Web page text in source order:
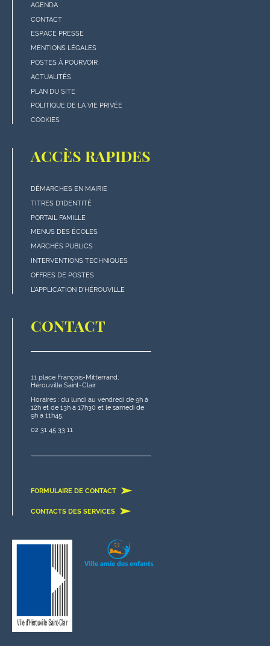
Menu
"rubriques"
en
bas
de
page
AGENDA
CONTACT
ESPACE PRESSE
MENTIONS LÉGALES
POSTES À POURVOIR
ACTUALITÉS
PLAN DU SITE
POLITIQUE DE LA VIE PRIVÉE
COOKIES
ACCÈS RAPIDES
Menu
"Accès
rapides"
en
bas
de
page
DÉMARCHES EN MAIRIE
TITRES D'IDENTITÉ
PORTAIL FAMILLE
MENUS DES ÉCOLES
MARCHÉS PUBLICS
INTERVENTIONS TECHNIQUES
OFFRES DE POSTES
L'APPLICATION D'HÉROUVILLE
CONTACT
11 place François-Mitterrand,
Hérouville Saint-Clair
Horaires : du lundi au vendredi de 9h à
12h et de 13h à 17h30 et le samedi de
9h à 11h45.
02 31 45 33 11
FORMULAIRE DE CONTACT
CONTACTS DES SERVICES